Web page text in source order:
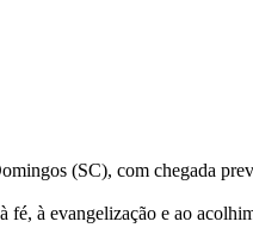
(SC), com chegada
à evangelização e ao